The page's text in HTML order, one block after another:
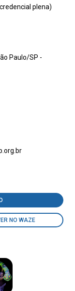
plena)
Paulo/SP -
NO WAZE